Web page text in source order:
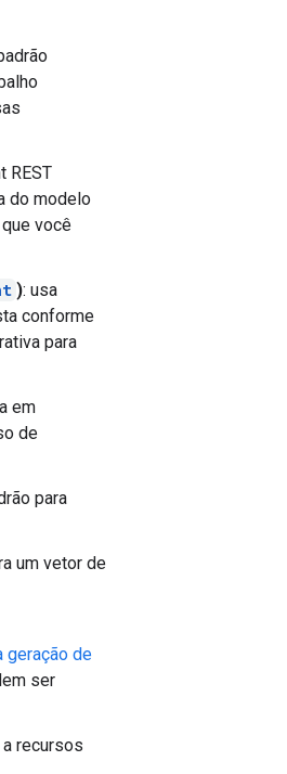
REST
do modelo
você
): usa
conforme
para
em
de
para
um vetor de
geração de
ser
recursos